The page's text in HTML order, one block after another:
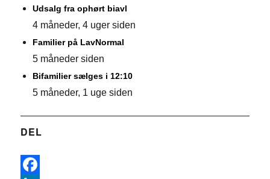
Udsalg fra ophørt biavl
4 måneder, 4 uger siden
Familier på LavNormal
5 måneder siden
Bifamilier sælges i 12:10
5 måneder, 1 uge siden
DEL